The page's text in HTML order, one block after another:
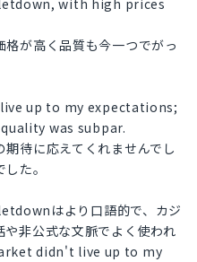
with high prices
が高く品質も今一つでがっ
up to my expectations;
was subpar.
待に応えてくれませんでし
た。
はより口語的で、カジ
非公式な文脈でよく使われ
didn't live up to my